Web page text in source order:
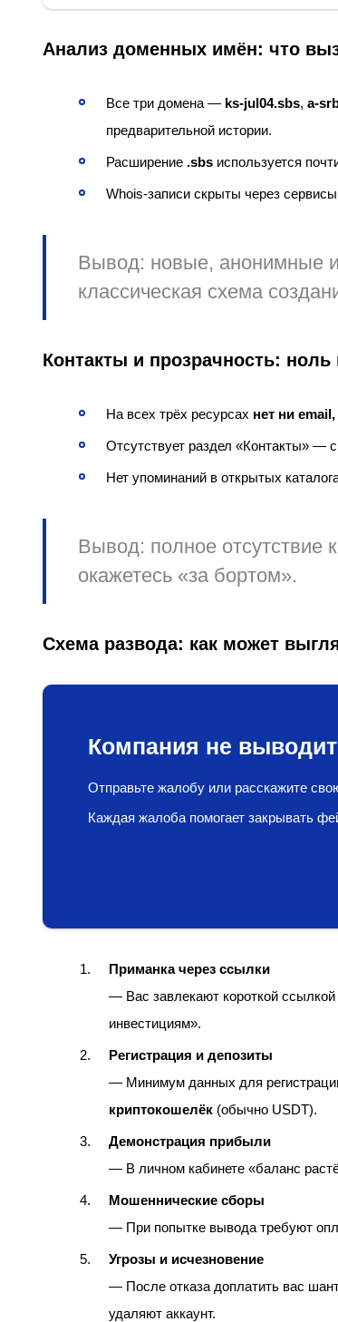
Анализ доменных имён: что
Все три домена — ks-jul04.sbs, a-
предварительной истории.
Расширение .sbs используется
Whois-записи скрыты через
Вывод: новые, анонимные
классическая схема
Контакты и прозрачность:
На всех трёх ресурсах нет ни
Отсутствует раздел «Контакты» —
Нет упоминаний в открытых
Вывод: полное
окажетесь «за бортом».
Схема развода: как может
Компания не
Отправьте жалобу или расскажите
Каждая жалоба помогает закрывать
Приманка через ссылки
— Вас завлекают короткой
инвестициям».
Регистрация и депозиты
— Минимум данных для
криптокошелёк (обычно USDT).
Демонстрация прибыли
— В личном кабинете «баланс
Мошеннические сборы
— При попытке вывода требуют
Угрозы и исчезновение
— После отказа доплатить вас
удаляют аккаунт.